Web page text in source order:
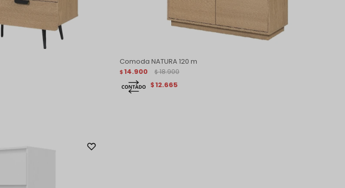
Comoda NATURA 120 m
$ 14.900 $ 18.900
$12.665